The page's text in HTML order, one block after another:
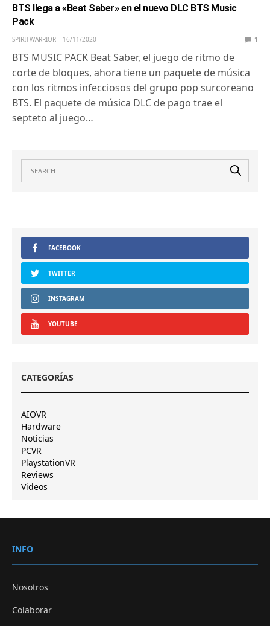
BTS llega a «Beat Saber» en el nuevo DLC BTS Music
Pack
SPIRITWARRIOR 16/11/2020 1
BTS MUSIC PACK Beat Saber, el juego de ritmo de
corte de bloques, ahora tiene un paquete de música
con los ritmos infecciosos del grupo pop surcoreano
BTS. El paquete de música DLC de pago trae el
septeto al juego…
FACEBOOK
TWITTER
INSTAGRAM
YOUTUBE
CATEGORÍAS
AIOVR
Hardware
Noticias
PCVR
PlaystationVR
Reviews
Videos
INFO
Nosotros
Colaborar